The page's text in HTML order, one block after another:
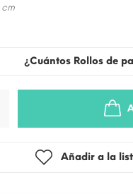
cm
¿Cuántos Rollos de
Añadir a la